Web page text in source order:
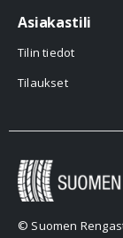
Asiakastili
Tilin tiedot
Tilaukset
© Suomen